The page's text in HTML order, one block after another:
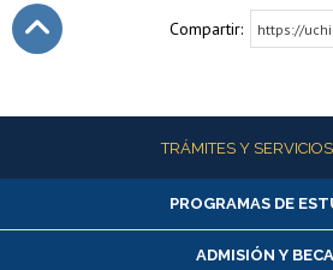
Compartir: https://
Más informaciónTRÁMITES Y
Alumnas/os y
Matrícula en línea
PROGRAMAS DE
ADMISIÓN Y